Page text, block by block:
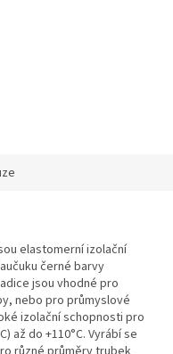
elastomerní izolační
černé barvy
jsou vhodné pro
nebo pro průmyslové
izolační schopnosti pro
až do +110°C. Vyrábí se